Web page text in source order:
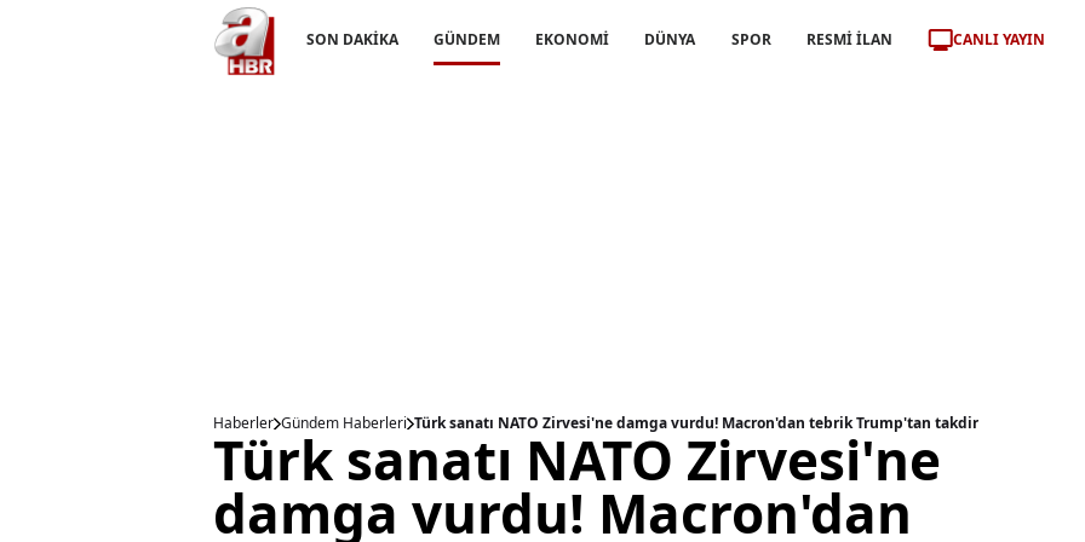
SON DAKİKA GÜNDEM EKONOMİ DÜNYA SPOR RESMİ İLAN CANLI YAYIN
Haberler Gündem Haberleri Türk sanatı NATO Zirvesi'ne damga vurdu! Macron'dan tebrik Trump'tan takdir
Türk sanatı NATO Zirvesi'ne
damga vurdu! Macron'dan